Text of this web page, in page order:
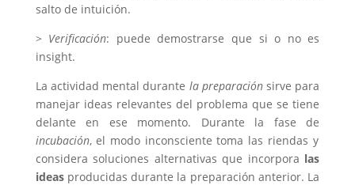
salto de intuición.
> Verificación: puede demostrarse que si o no es
insight.
La actividad mental durante la preparaciónsirve para
manejar ideas relevantes del problema que se tiene
delante en ese momento. Durante la fase de
incubación, el modo inconsciente toma las riendas y
considera soluciones alternativas que incorpora las
ideasproducidas durante la preparación anterior. La